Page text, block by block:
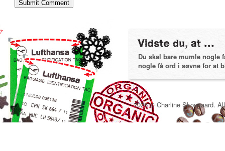
Du skal bare mumle nogle
nogle få ord i søvne for at
2026 © Charline Skovgaard.